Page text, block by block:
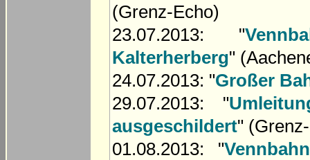
(Grenz-Echo)
23.07.2013: "
Kalterherberg"
24.07.2013: "Großer
29.07.2013: "
ausgeschildert"
01.08.2013: "